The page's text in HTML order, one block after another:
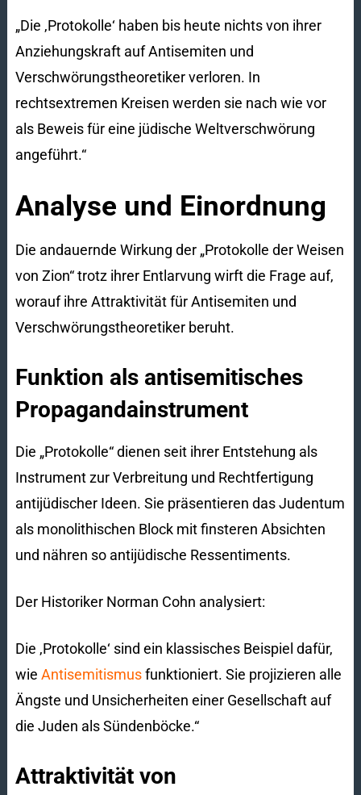
„Die ‚Protokolle‘ haben bis heute nichts von ihrer
Anziehungskraft auf Antisemiten und
Verschwörungstheoretiker verloren. In
rechtsextremen Kreisen werden sie nach wie vor
als Beweis für eine jüdische Weltverschwörung
angeführt.“
Analyse und Einordnung
Die andauernde Wirkung der „Protokolle der Weisen
von Zion“ trotz ihrer Entlarvung wirft die Frage auf,
worauf ihre Attraktivität für Antisemiten und
Verschwörungstheoretiker beruht.
Funktion als antisemitisches
Propagandainstrument
Die „Protokolle“ dienen seit ihrer Entstehung als
Instrument zur Verbreitung und Rechtfertigung
antijüdischer Ideen. Sie präsentieren das Judentum
als monolithischen Block mit finsteren Absichten
und nähren so antijüdische Ressentiments.
Der Historiker Norman Cohn analysiert:
Die ‚Protokolle‘ sind ein klassisches Beispiel dafür,
wie Antisemitismusfunktioniert. Sie projizieren alle
Ängste und Unsicherheiten einer Gesellschaft auf
die Juden als Sündenböcke.“
Attraktivität von